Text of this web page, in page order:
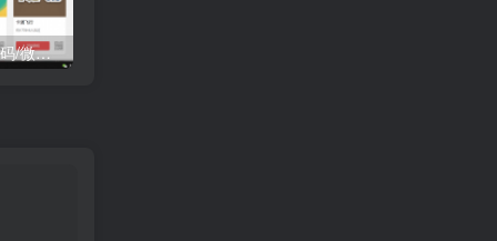
H5 400个微信小游戏源码/微信公众号引流源码/朋友圈小游戏引流源码